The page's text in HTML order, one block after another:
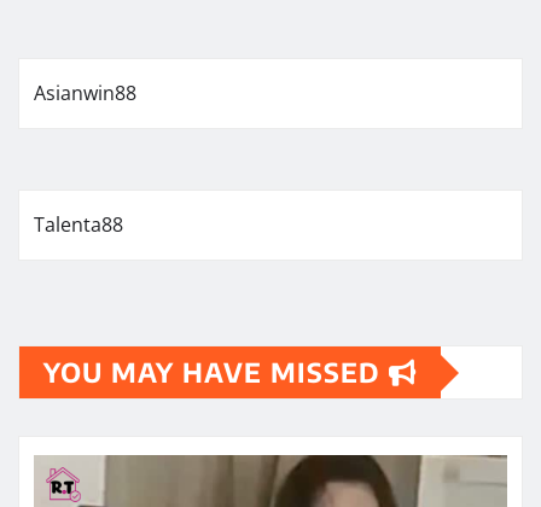
Asianwin88
Talenta88
YOU MAY HAVE MISSED